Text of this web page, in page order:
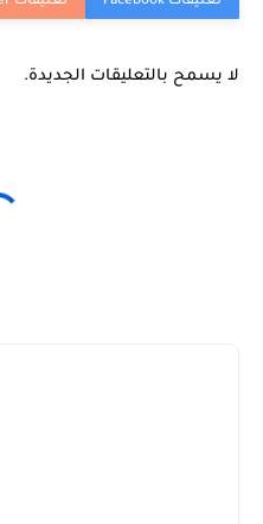
لا يسمح بالتعليقات الجديدة.